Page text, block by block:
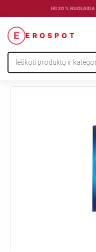
IKI 20 % NUOLAIDA
E EROSPOT
Products
search